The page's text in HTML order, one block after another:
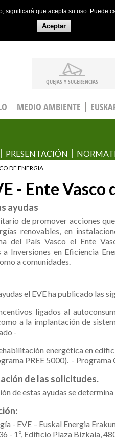
significará que acepta su uso. Puede
Aceptar
QUEJAS Y SUGERENCIAS
MEDIO AMBIENTE
PRESENTACIÓN
DE ENERGIA
- Ente Vasco
ayudas
de promover acciones
renovables, en
del País Vasco el Ente
a Inversiones en Eficiencia
a comunidades.
el EVE ha publicado las
ligados al
a la implantación de
-
energética en
PREE 5000). - Programa
de las solicitudes.
de estas ayudas se
- EVE – Euskal Energia
- 1º, Edificio Plaza Bizkaia,